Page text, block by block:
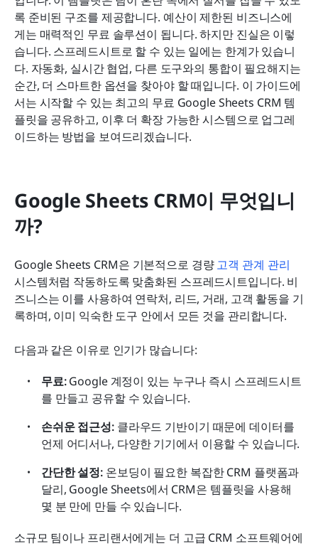
록 준비된 구조를 제공합니다. 예산이 제한된 비즈니스에
게는 매력적인 무료 솔루션이 됩니다. 하지만 진실은 이렇
습니다. 스프레드시트로 할 수 있는 일에는 한계가 있습니
다. 자동화, 실시간 협업, 다른 도구와의 통합이 필요해지는
순간, 더 스마트한 옵션을 찾아야 할 때입니다. 이 가이드에
서는 시작할 수 있는 최고의 무료 Google Sheets CRM 템
플릿을 공유하고, 이후 더 확장 가능한 시스템으로 업그레
이드하는 방법을 보여드리겠습니다.
Google Sheets CRM이 무엇입니
까?
Google Sheets CRM은 기본적으로 경량 고객 관계 관리
시스템처럼 작동하도록 맞춤화된 스프레드시트입니다. 비
즈니스는 이를 사용하여 연락처, 리드, 거래, 고객 활동을 기
록하며, 이미 익숙한 도구 안에서 모든 것을 관리합니다.
다음과 같은 이유로 인기가 많습니다:
무료: Google 계정이 있는 누구나 즉시 스프레드시트
를 만들고 공유할 수 있습니다.
손쉬운 접근성: 클라우드 기반이기 때문에 데이터를
언제 어디서나, 다양한 기기에서 이용할 수 있습니다.
간단한 설정: 온보딩이 필요한 복잡한 CRM 플랫폼과
달리, Google Sheets에서 CRM은 템플릿을 사용해
몇 분 만에 만들 수 있습니다.
소규모 팀이나 프리랜서에게는 더 고급 CRM 소프트웨어에
관련 읽기